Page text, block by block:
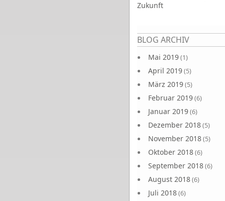
Zukunft
BLOG ARCHIV
Mai 2019(1)
April 2019(5)
März 2019(5)
Februar 2019(6)
Januar 2019(6)
Dezember 2018(5)
November 2018(5)
Oktober 2018(6)
September 2018(6)
August 2018(6)
Juli 2018(6)
Seiten